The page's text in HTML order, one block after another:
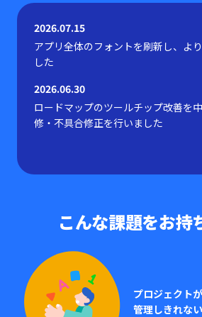
2026.07.15
アプリ全体のフォントを刷新し、よ
した
2026.06.30
ロードマップのツールチップ改善を
修・不具合修正を行いました
こんな課題をお持
プロジェクト
管理しきれない